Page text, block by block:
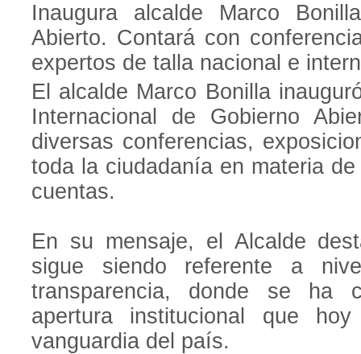
Inaugura alcalde Marco
Abierto. Contará con
expertos de talla nacional e
El alcalde Marco Bonilla
Internacional de Gobierno
diversas conferencias,
toda la ciudadanía en materia
cuentas.
En su mensaje, el Alcalde
sigue siendo referente a
transparencia, donde se ha
apertura institucional que
vanguardia del país.